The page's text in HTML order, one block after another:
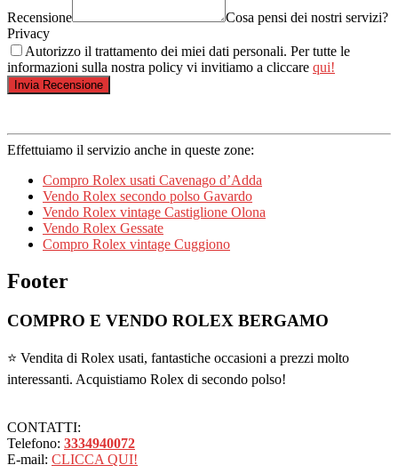
Recensione
Cosa pensi dei nostri servizi?
Privacy
Autorizzo il trattamento dei miei dati personali. Per tutte le
informazioni sulla nostra policy vi invitiamo a cliccare qui!
Effettuiamo il servizio anche in queste zone:
Compro Rolex usati Cavenago d’Adda
Vendo Rolex secondo polso Gavardo
Vendo Rolex vintage Castiglione Olona
Vendo Rolex Gessate
Compro Rolex vintage Cuggiono
Footer
COMPRO E VENDO ROLEX BERGAMO
⭐ Vendita di Rolex usati, fantastiche occasioni a prezzi molto
interessanti. Acquistiamo Rolex di secondo polso!
CONTATTI:
Telefono: 3334940072
E-mail: CLICCA QUI!